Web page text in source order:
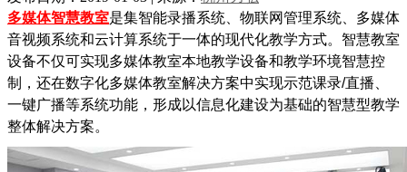
多媒体智慧教室是集智能录播系统、物联网管理系统、多媒体
音视频系统和云计算系统于一体的现代化教学方式。智慧教室
设备不仅可实现多媒体教室本地教学设备和教学环境智慧控
制，还在数字化多媒体教室解决方案中实现示范课录/直播、
一键广播等系统功能，形成以信息化建设为基础的智慧型教学
整体解决方案。